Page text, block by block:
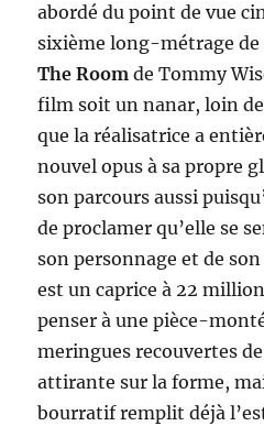
abordé du point de vue
sixième long-métrage
The Roomde Tommy
film soit un nanar, loin
que la réalisatrice a
nouvel opus à sa propre
son parcours aussi
de proclamer qu’elle se
son personnage et de
est un caprice à 22
penser à une pièce-
meringues recouvertes
attirante sur la forme,
bourratif remplit déjà